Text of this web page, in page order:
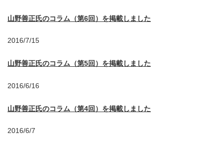
山野善正氏のコラム（第6回）を掲載しました
2016/7/15
山野善正氏のコラム（第5回）を掲載しました
2016/6/16
山野善正氏のコラム（第4回）を掲載しました
2016/6/7